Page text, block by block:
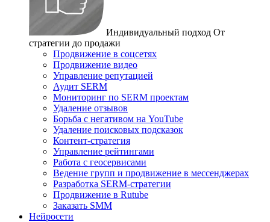
Индивидуальный подход От
стратегии до продажи
Продвижение в соцсетях
Продвижение видео
Управление репутацией
Аудит SERM
Мониторинг по SERM проектам
Удаление отзывов
Борьба с негативом на YouTube
Удаление поисковых подсказок
Контент-стратегия
Управление рейтингами
Работа с геосервисами
Ведение групп и продвижение в мессенджерах
Разработка SERM-стратегии
Продвижение в Rutube
Заказать SMM
Нейросети